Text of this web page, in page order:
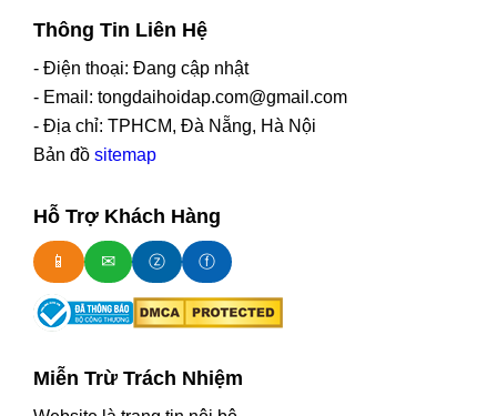
Thông Tin Liên Hệ
- Điện thoại: Đang cập nhật
- Email: tongdaihoidap.com@gmail.com
- Địa chỉ: TPHCM, Đà Nẵng, Hà Nội
Bản đồ sitemap
Hỗ Trợ Khách Hàng
📱 ✉ ⓩ ⓕ
Miễn Trừ Trách Nhiệm